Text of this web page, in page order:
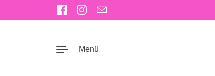
Zum Inhalt springen
Facebook
Instagram
Email
Menü